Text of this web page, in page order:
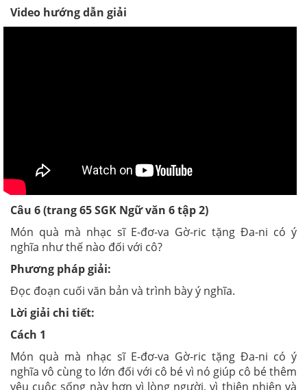
Video hướng dẫn giải
Câu 6 (trang 65 SGK Ngữ văn 6 tập 2)
Món quà mà nhạc sĩ E-đơ-va Gờ-ric tặng Đa-ni có ý
nghĩa như thế nào đối với cô?
Phương pháp giải:
Đọc đoạn cuối văn bản và trình bày ý nghĩa.
Lời giải chi tiết:
Cách 1
Món quà mà nhạc sĩ E-đơ-va Gờ-ric tặng Đa-ni có ý
nghĩa vô cùng to lớn đối với cô bé vì nó giúp cô bé thêm
yêu cuộc sống này hơn vì lòng người, vì thiên nhiên và